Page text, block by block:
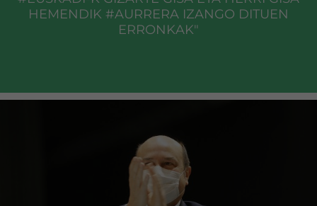
HEMENDIK #AURRERA IZANGO DITUEN
ERRONKAK"